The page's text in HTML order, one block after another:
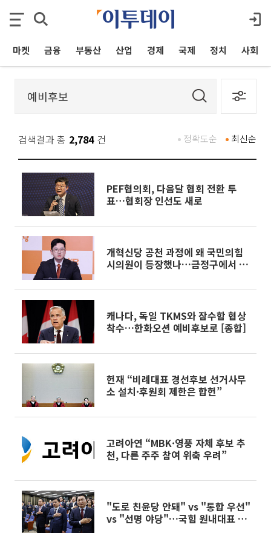
마켓 금융 부동산 산업 경제 국제 정치 사회
검색결과 총 2,784 건 최신순
정확도순
PEF협의회, 다음달 협회 전환 투
표…협회장 인선도 새로
개혁신당 공천 과정에 왜 국민의힘
시의원이 등장했나…금정구에서 드
캐나다, 독일 TKMS와 잠수함 협상
착수…한화오션 예비후보로 [종합]
헌재 “비례대표 경선후보 선거사무
소 설치·후원회 제한은 합헌”
고려아연 “MBK·영풍 자체 후보 추
천, 다른 주주 참여 위축 우려”
"도로 친윤당 안돼" vs "통합 우선"
vs "선명 야당"…국힘 원내대표 3